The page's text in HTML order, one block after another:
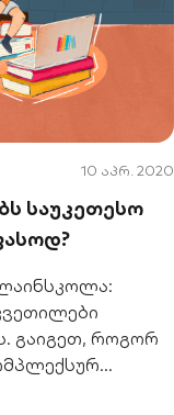
10 აპრ. 2020
საუკეთესო
გაიგეთ, როგორ